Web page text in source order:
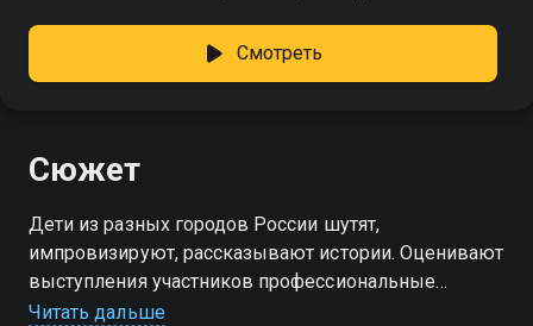
Смотреть
Сюжет
Дети из разных городов России шутят,
импровизируют, рассказывают истории. Оценивают
выступления участников профессиональные
комики, а затем к жюри присоединяется
Читать дальше